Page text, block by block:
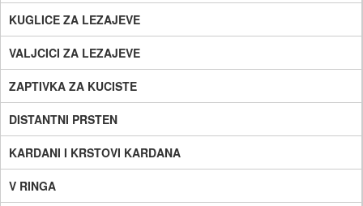
KUGLICE ZA LEZAJEVE
VALJCICI ZA LEZAJEVE
ZAPTIVKA ZA KUCISTE
DISTANTNI PRSTEN
KARDANI I KRSTOVI KARDANA
V RINGA